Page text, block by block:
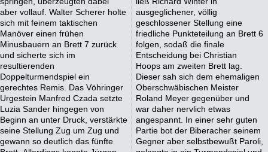
aber vollauf. Walter Scherer holte
sich mit feinem taktischen
Manöver einen frühen
Minusbauern an Brett 7 zurück
und sicherte sich im
resultierenden
Doppelturmendspiel ein
gerechtes Remis. Das Vöhringer
Urgestein Manfred Czada setzte
Luzia Sander hingegen von
Beginn an unter Druck, verstärkte
seine Stellung Zug um Zug und
gewann so deutlich das fünfte
ausgeglichener, völlig
geschlossener Stellung eine
friedliche Punkteteilung an Brett 6
folgen, sodaß die finale
Entscheidung bei Christian
Hoops am zweiten Brett lag.
Dieser sah sich dem ehemaligen
Oberschwäbischen Meister
Roland Meyer gegenüber und
war daher nervlich etwas
angespannt. In einer sehr guten
Partie bot der Biberacher seinem
Gegner aber selbstbewußt Paroli,